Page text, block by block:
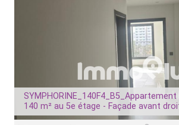
140 m² au 5e étage - Façade avant